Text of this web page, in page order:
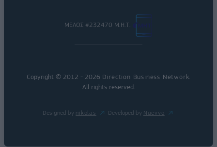
ΜΕΛΟΣ #232470 Μ.Η.Τ.
Copyright © 2012 - 2026 Direction Business Network
All rights reserved.
Designed by nikolas Developed by Nuevvo